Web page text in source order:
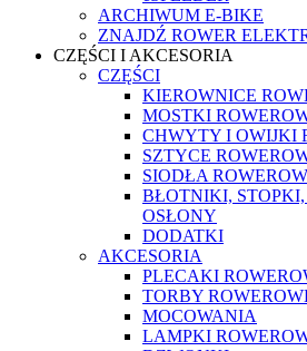
ARCHIWUM E-BIKE
ZNAJDŹ ROWER
CZĘŚCI I AKCESORIA
CZĘŚCI
KIEROWNICE
MOSTKI
CHWYTY I OWIJKI
SZTYCE
SIODŁA
BŁOTNIKI,
OSŁONY
DODATKI
AKCESORIA
PLECAKI
TORBY
MOCOWANIA
LAMPKI